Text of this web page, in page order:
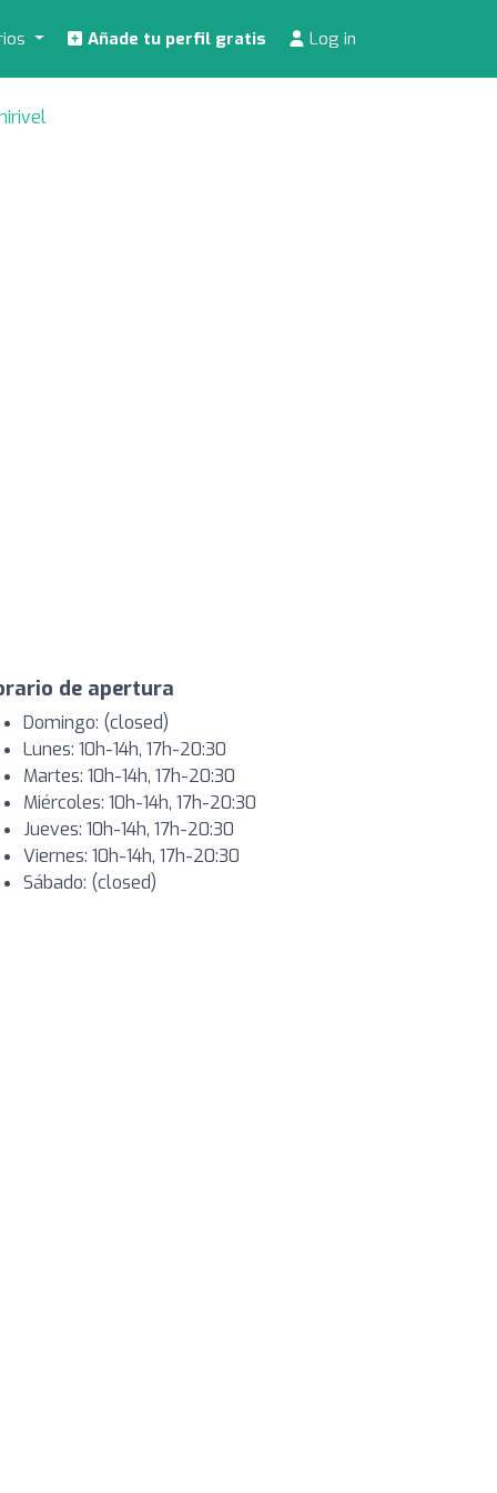
Añade tu perfil gratis Log in
de apertura
Domingo: (closed)
Lunes: 10h-14h, 17h-20:30
Martes: 10h-14h, 17h-20:30
Miércoles: 10h-14h, 17h-20:30
Jueves: 10h-14h, 17h-20:30
Viernes: 10h-14h, 17h-20:30
Sábado: (closed)